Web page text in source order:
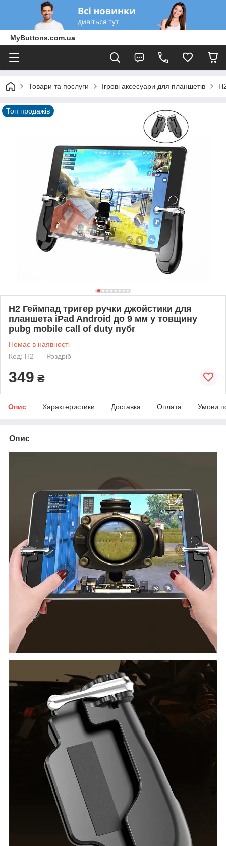
MyButtons.com.ua
Товари та послуги Ігрові аксесуари для планшетів
Топ продажів
H2 Геймпад тригер ручки джойстики для
планшета iPad Android до 9 мм у товщину
pubg mobile call of duty пубг
Немає в наявності
Код: H2
Роздріб
349 ₴
Опис Характеристики Доставка Оплата Умови
Опис